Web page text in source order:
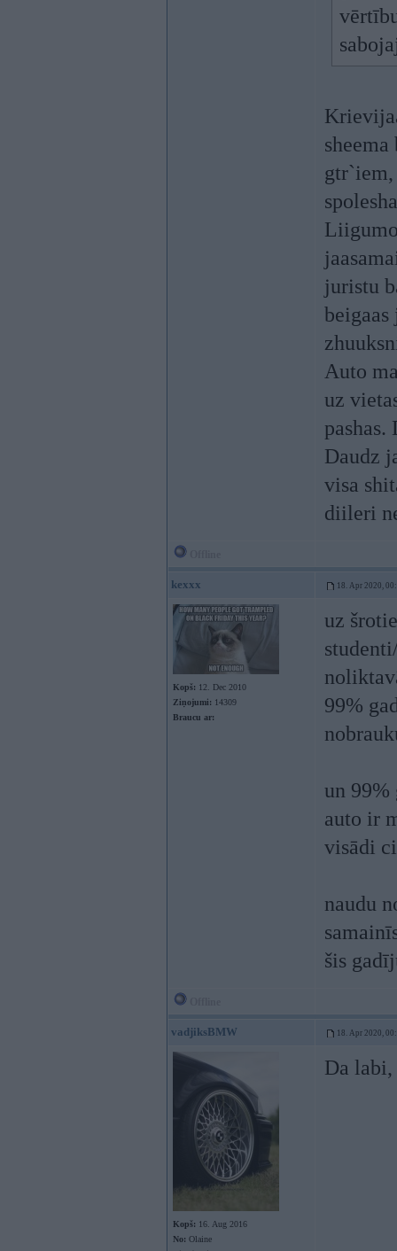
juristu
beigaas
Auto
uz
Daudz
visa
diileri
kexxx 18. Apr 2020,
Kopš: 12. Dec 2010
Ziņojumi: 14309
Braucu ar:
uz
99%
un 99%
auto ir
visādi
naudu
šis
vadjiksBMW 18. Apr 2020,
Kopš: 16. Aug 2016
No: Olaine
Da